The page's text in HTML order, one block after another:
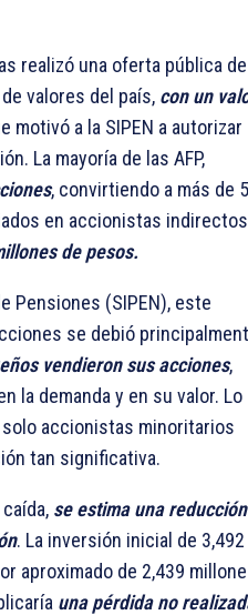
realizó una oferta pública de
valores del país, con un
motivó a la SIPEN a autorizar
La mayoría de las AFP,
, convirtiendo a más de 5
en accionistas
de pesos.
Pensiones (SIPEN), este
se debió
vendieron sus acciones,
la demanda y en su valor. Lo
accionistas minoritarios
tan significativa.
se estima una reducción
. La inversión inicial de 3,492
aproximado de 2,439
una pérdida no